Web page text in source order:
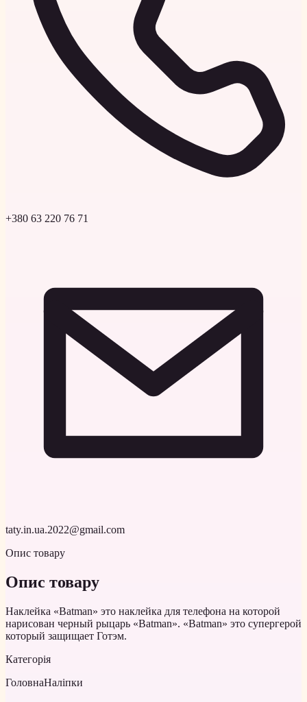
+380 63 220 76 71
taty.in.ua.2022@gmail.com
Опис товару
Опис товару
Наклейка «Batman» это наклейка для телефона на которой
нарисован черный рыцарь «Batman». «Batman» это супергерой
который защищает Готэм.
Категорія
ГоловнаНаліпки